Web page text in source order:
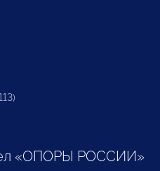
«ОПОРЫ РОССИИ»